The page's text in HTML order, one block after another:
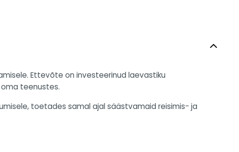
Ettevõte on investeerinud laevastiku
teenustes.
toetades samal ajal säästvamaid reisimis- ja